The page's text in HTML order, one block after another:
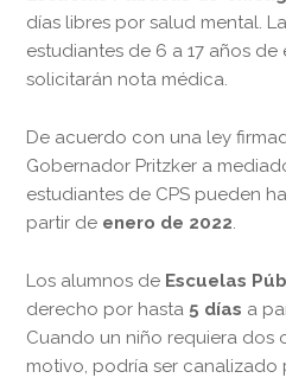
días libres por salud mental.
estudiantes de 6 a 17 años
solicitarán nota médica.
De acuerdo con una ley
Gobernador Pritzker a
estudiantes de CPS pueden
partir de enero de 2022
Los alumnos de Escuelas
derecho por hasta 5 días a
Cuando un niño requiera dos
motivo, podría ser canalizado